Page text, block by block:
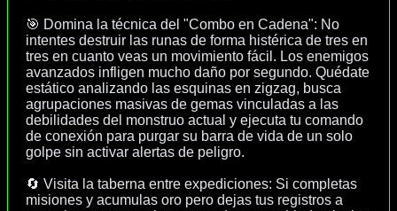
🎯 Domina la técnica del "Combo en Cadena": No
intentes destruir las runas de forma histérica de tres en
tres en cuanto veas un movimiento fácil. Los enemigos
avanzados infligen mucho daño por segundo. Quédate
estático analizando las esquinas en zigzag, busca
agrupaciones masivas de gemas vinculadas a las
debilidades del monstruo actual y ejecuta tu comando
de conexión para purgar su barra de vida de un solo
golpe sin activar alertas de peligro.
🔄 Visita la taberna entre expediciones: Si completas
misiones y acumulas oro pero dejas tus registros a